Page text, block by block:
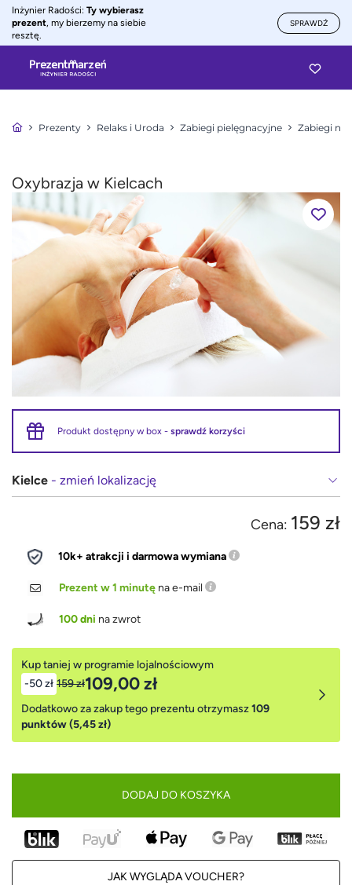
Inżynier Radości: Ty wybierasz
prezent, my bierzemy na siebie
resztę.
SPRAWDŹ
Prezenty Relaks i Uroda Zabiegi pielęgnacyjne Zabiegi na
Oxybrazja w Kielcach
Produkt dostępny w box - sprawdź korzyści
Kielce - zmień lokalizację
Cena: 159 zł
10k+ atrakcji i darmowa wymiana
Prezent w 1 minutę na e-mail
100 dni na zwrot
Kup taniej w programie lojalnościowym
-50 zł 159 zł109,00 zł
Dodatkowo za zakup tego prezentu otrzymasz109
punktów (5,45 zł)
DODAJ DO KOSZYKA
JAK WYGLĄDA VOUCHER?